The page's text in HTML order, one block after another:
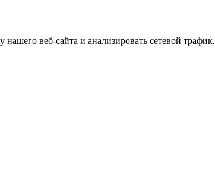
веб-сайта и анализировать сетевой трафик.